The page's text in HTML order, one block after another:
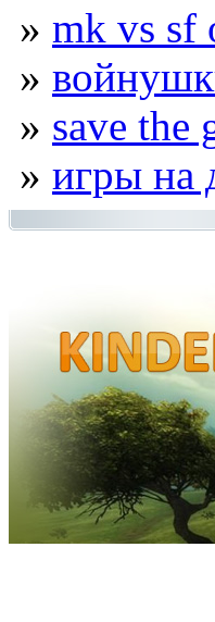
» mk vs sf
»
» save the
» игры на